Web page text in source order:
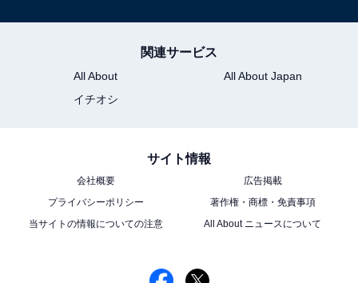
関連サービス
All About
All About Japan
イチオシ
サイト情報
会社概要
広告掲載
プライバシーポリシー
著作権・商標・免責事項
当サイトの情報についての注意
All About ニュースについて